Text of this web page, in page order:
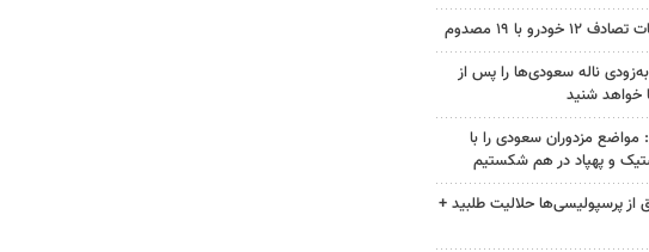
با ۱۹ مصدوم
ناله سعودی‌ها را پس از
خواهد شنید
مزدوران سعودی را با
و پهپاد در هم شکستیم
از پرسپولیسی‌ها حلالیت طلبید +